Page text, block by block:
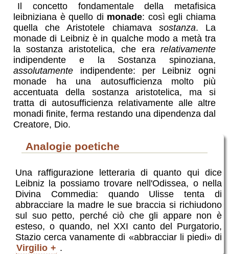
Il concetto fondamentale della metafisica
leibniziana è quello di monade: così egli chiama
quella che Aristotele chiamava sostanza. La
monade di Leibniz è in qualche modo a metà tra
la sostanza aristotelica, che era relativamente
indipendente e la Sostanza spinoziana,
assolutamente indipendente: per Leibniz ogni
monade ha una autosufficienza molto più
accentuata della sostanza aristotelica, ma si
tratta di autosufficienza relativamente alle altre
monadi finite, ferma restando una dipendenza dal
Creatore, Dio.
analogie poetiche
Una raffigurazione letteraria di quanto qui dice
Leibniz la possiamo trovare nell'Odissea, o nella
Divina Commedia: quando Ulisse tenta di
abbracciare la madre le sue braccia si richiudono
sul suo petto, perché ciò che gli appare non è
esteso, o quando, nel XXI canto del Purgatorio,
Stazio cerca vanamente di «abbracciar li piedi» di
Virgilio
.